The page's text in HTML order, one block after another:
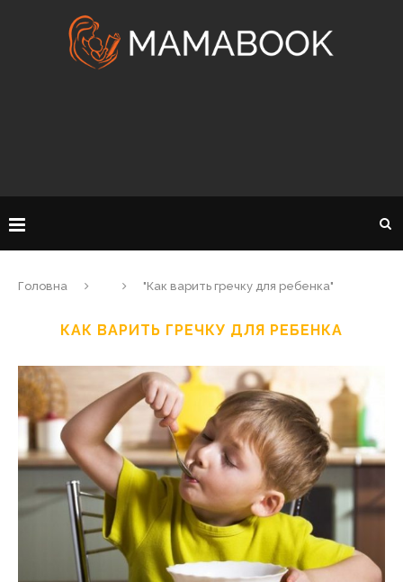
Головна "Как варить гречку для ребенка"
КАК ВАРИТЬ ГРЕЧКУ ДЛЯ РЕБЕНКА